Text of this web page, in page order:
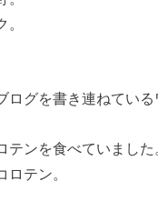
ログを書き連ねている
テンを食べていました
ロテン。